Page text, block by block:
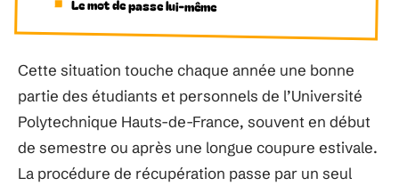
Le mot de passe lui-même
Cette situation touche chaque année une bonne
partie des étudiants et personnels de l’Université
Polytechnique Hauts-de-France, souvent en début
de semestre ou après une longue coupure estivale.
La procédure de récupération passe par un seul